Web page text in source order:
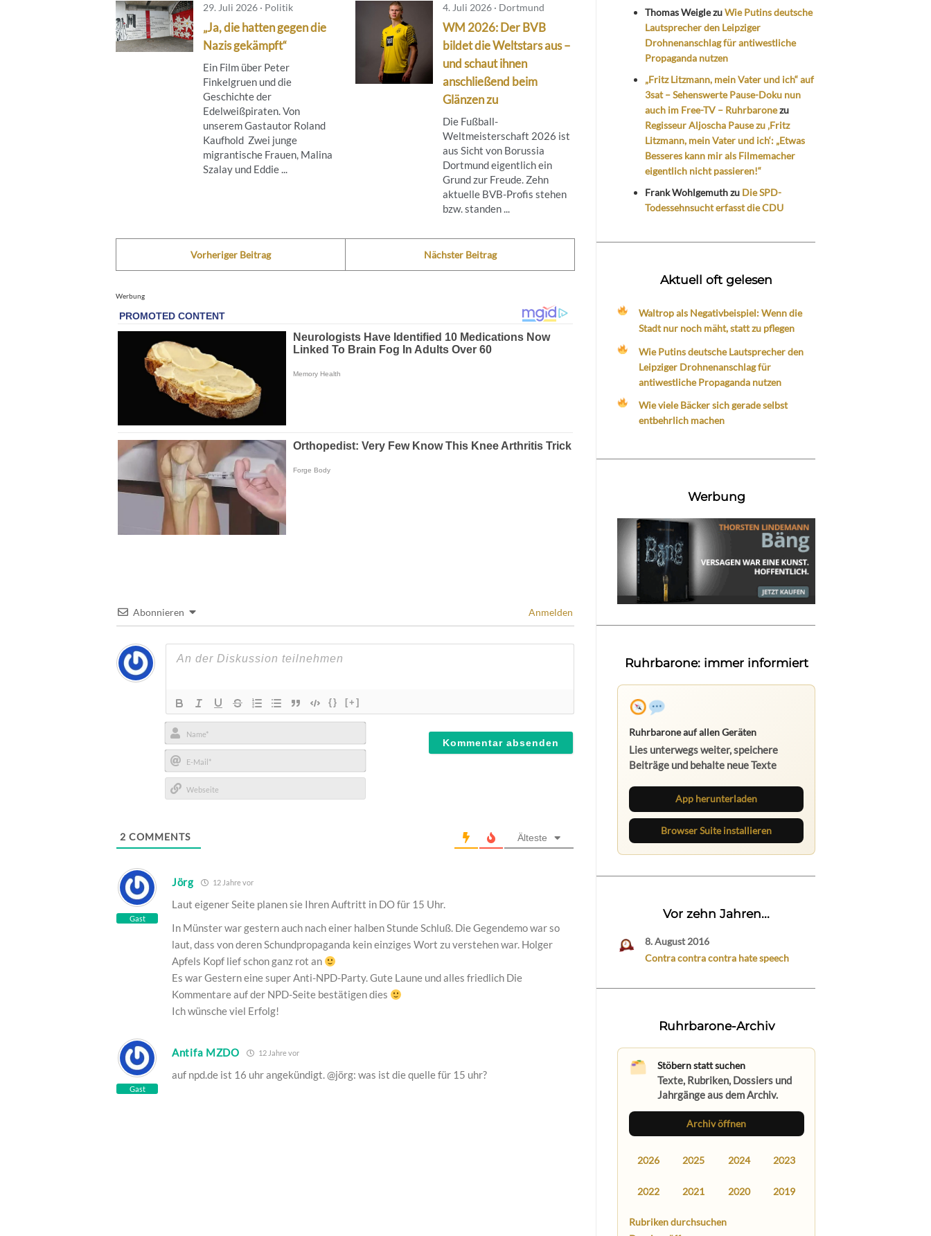
29. Juli 2026 · Politik
„Ja, die hatten gegen die
Nazis gekämpft“
Ein Film über Peter
Finkelgruen und die
Geschichte der
Edelweißpiraten. Von
unserem Gastautor Roland
Kaufhold Zwei junge
migrantische Frauen, Malina
Szalay und Eddie ...
4. Juli 2026 · Dortmund
WM 2026: Der BVB
bildet die Weltstars aus –
und schaut ihnen
anschließend beim
Glänzen zu
Die Fußball-
Weltmeisterschaft 2026 ist
aus Sicht von Borussia
Dortmund eigentlich ein
Grund zur Freude. Zehn
aktuelle BVB-Profis stehen
bzw. standen ...
Vorheriger Beitrag Nächster Beitrag
Werbung
Abonnieren Anmelden
{} [+]
Name*
E-
Mail*
2 COMMENTS Älteste
Gast
Jörg 12 Jahre vor
Laut eigener Seite planen sie Ihren Auftritt in DO für 15 Uhr.
In Münster war gestern auch nach einer halben Stunde Schluß. Die Gegendemo war so
laut, dass von deren Schundpropaganda kein einziges Wort zu verstehen war. Holger
Apfels Kopf lief schon ganz rot an
Es war Gestern eine super Anti-NPD-Party. Gute Laune und alles friedlich Die
Kommentare auf der NPD-Seite bestätigen dies
Ich wünsche viel Erfolg!
Gast
Antifa MZDO 12 Jahre vor
auf npd.de ist 16 uhr angekündigt. @jörg: was ist die quelle für 15 uhr?
Thomas WeiglezuWie Putins deutsche
Lautsprecher den Leipziger
Drohnenanschlag für antiwestliche
Propaganda nutzen
„Fritz Litzmann, mein Vater und ich“ auf
3sat – Sehenswerte Pause-Doku nun
auch im Free-TV – Ruhrbaronezu
Regisseur Aljoscha Pause zu ‚Fritz
Litzmann, mein Vater und ich‘: „Etwas
Besseres kann mir als Filmemacher
eigentlich nicht passieren!“
Frank Wohlgemuthzu Die SPD-
Todessehnsucht erfasst die CDU
Aktuell oft gelesen
Waltrop als Negativbeispiel: Wenn die
Stadt nur noch mäht, statt zu pflegen
Wie Putins deutsche Lautsprecher den
Leipziger Drohnenanschlag für
antiwestliche Propaganda nutzen
Wie viele Bäcker sich gerade selbst
entbehrlich machen
Werbung
Ruhrbarone: immer informiert
Ruhrbarone auf allen Geräten
Lies unterwegs weiter, speichere
Beiträge und behalte neue Texte
App herunterladen
Browser Suite installieren
Vor zehn Jahren...
8. August 2016
Contra contra contra hate speech
Ruhrbarone-Archiv
Stöbern statt suchen
Texte, Rubriken, Dossiers und
Jahrgänge aus dem Archiv.
Archiv öffnen
2026 2025 2024 2023
2022 2021 2020 2019
Rubriken durchsuchen